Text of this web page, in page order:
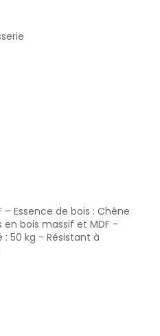
– Essence de bois : Chêne
en bois massif et MDF -
50 kg - Résistant à